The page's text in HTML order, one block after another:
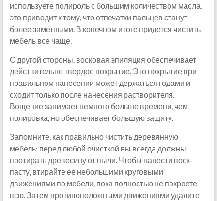
используете полироль с большим количеством масла,
это приводит к тому, что отпечатки пальцев станут
более заметными. В конечном итоге придется чистить
мебель все чаще.
С другой стороны, восковая эпиляция обеспечивает
действительно твердое покрытие. Это покрытие при
правильном нанесении может держаться годами и
сходит только после нанесения растворителя.
Вощение занимает немного больше времени, чем
полировка, но обеспечивает большую защиту.
Запомните, как правильно чистить деревянную
мебель: перед любой очисткой вы всегда должны
протирать древесину от пыли. Чтобы нанести воск-
пасту, втирайте ее небольшими круговыми
движениями по мебели, пока полностью не покроете
всю. Затем противоположными движениями удалите